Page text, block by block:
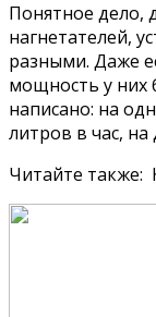
Понятное дело,
нагнетателей,
разными. Даже
мощность у них
написано: на
литров в час, на
Читайте также: